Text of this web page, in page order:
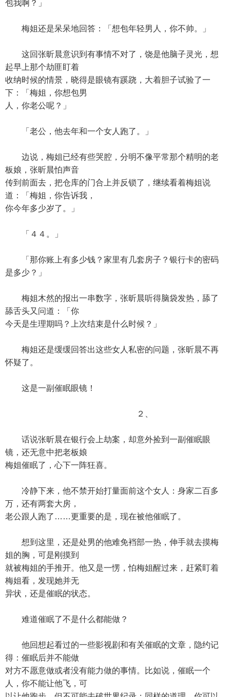
包我啊？」
梅姐还是呆呆地回答：「想包年轻男人，你不帅。」
这回张昕晨意识到有事情不对了，饶是他脑子灵光，想
起早上那个劫匪盯着
收纳时候的情景，晓得是眼镜有蹊跷，大着胆子试验了一
下：「梅姐，你想包男
人，你老公呢？」
「老公，他去年和一个女人跑了。」
边说，梅姐已经有些哭腔，分明不像平常那个精明的老
板娘，张昕晨怕声音
传到前面去，把仓库的门合上并反锁了，继续看着梅姐说
道：「梅姐，你告诉我，
你今年多少岁了。」
「４４。」
「那你账上有多少钱？家里有几套房子？银行卡的密码
是多少？」
梅姐木然的报出一串数字，张昕晨听得脑袋发热，舔了
舔舌头又问道：「你
今天是生理期吗？上次结束是什么时候？」
梅姐还是缓缓回答出这些女人私密的问题，张昕晨不再
怀疑了。
这是一副催眠眼镜！
２、
话说张昕晨在银行会上劫案，却意外捡到一副催眠眼
镜，还无意中把老板娘
梅姐催眠了，心下一阵狂喜。
冷静下来，他不禁开始打量面前这个女人：身家二百多
万，还有两套大房，
老公跟人跑了……更重要的是，现在被他催眠了。
想到这里，还是处男的他难免裆部一热，伸手就去摸梅
姐的胸，可是刚摸到
就被梅姐的手推开。他又是一愣，怕梅姐醒过来，赶紧盯着
梅姐看，发现她并无
异状，还是催眠的状态。
难道催眠了不是什么都能做？
他回想起看过的一些影视剧和有关催眠的文章，隐约记
得：催眠后并不能做
对方不愿意做或者没有能力做的事情。比如说，催眠一个
人，你不能让他飞，可